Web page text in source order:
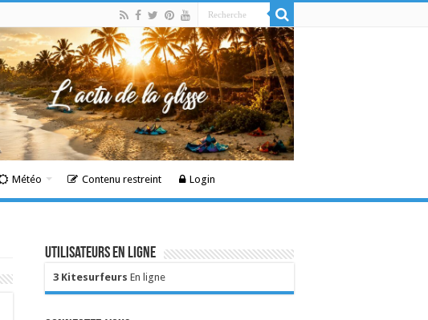
Météo Contenu restreint Login
Utilisateurs en ligne
3 Kitesurfeurs En ligne